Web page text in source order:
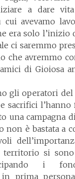
a dare
cui avevamo
era solo l’inizio
ci saremmo
che avremmo
di Gioiosa
gli operatori
sacrifici l’hanno
una campagna
non è bastata a
territorio si
i
in prima